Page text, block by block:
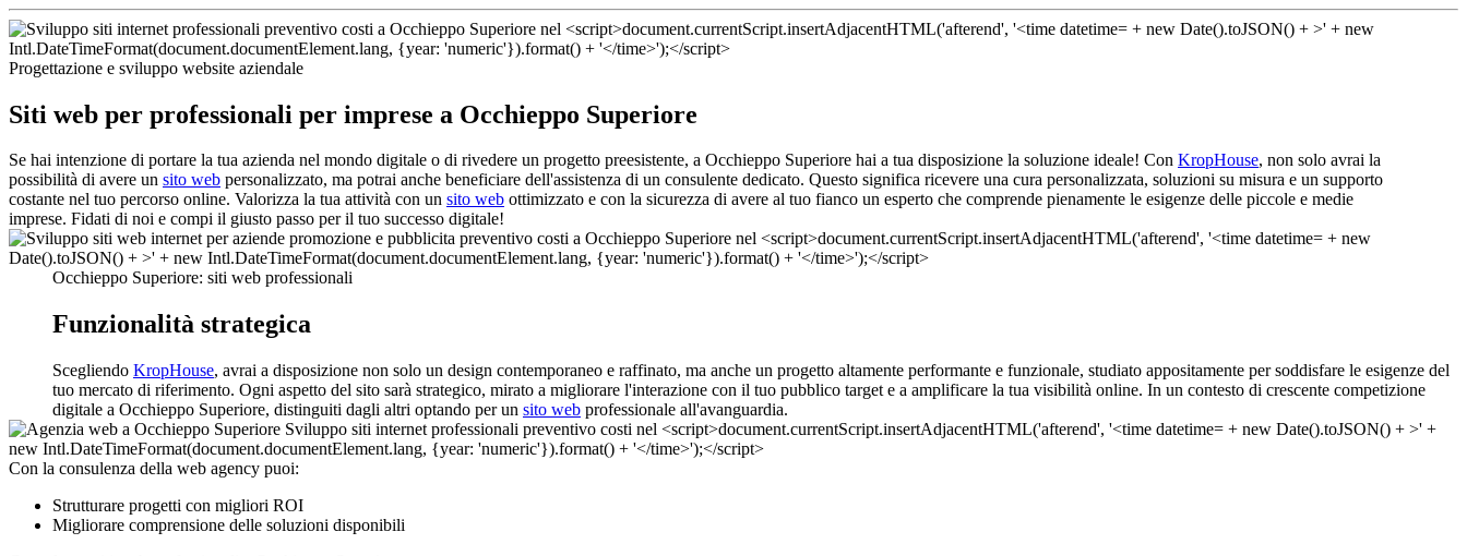
Progettazione e sviluppo website aziendale
Siti web per professionali per imprese a Occhieppo Superiore
Se hai intenzione di portare la tua azienda nel mondo digitale o di rivedere un progetto preesistente, a Occhieppo Superiore hai a tua disposizione la soluzione ideale! Con KropHouse, non solo avrai la
possibilità di avere un sito web personalizzato, ma potrai anche beneficiare dell'assistenza di un consulente dedicato. Questo significa ricevere una cura personalizzata, soluzioni su misura e un supporto
costante nel tuo percorso online. Valorizza la tua attività con un sito web ottimizzato e con la sicurezza di avere al tuo fianco un esperto che comprende pienamente le esigenze delle piccole e medie
imprese. Fidati di noi e compi il giusto passo per il tuo successo digitale!
Occhieppo Superiore: siti web professionali
Funzionalità strategica
Scegliendo KropHouse, avrai a disposizione non solo un design contemporaneo e raffinato, ma anche un progetto altamente performante e funzionale, studiato appositamente per soddisfare le esigenze del
tuo mercato di riferimento. Ogni aspetto del sito sarà strategico, mirato a migliorare l'interazione con il tuo pubblico target e a amplificare la tua visibilità online. In un contesto di crescente competizione
digitale a Occhieppo Superiore, distinguiti dagli altri optando per un sito web professionale all'avanguardia.
Con la consulenza della web agency puoi:
Strutturare progetti con migliori ROI
Migliorare comprensione delle soluzioni disponibili